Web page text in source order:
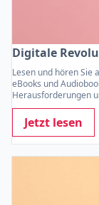
Digitale
Lesen und hören Sie
eBooks und
Herausforderungen
Jetzt lesen